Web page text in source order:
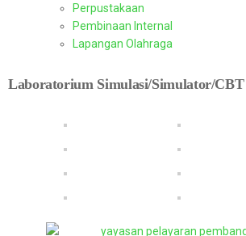
Perpustakaan
Pembinaan Internal
Lapangan Olahraga
Laboratorium Simulasi/Simulator/CBT